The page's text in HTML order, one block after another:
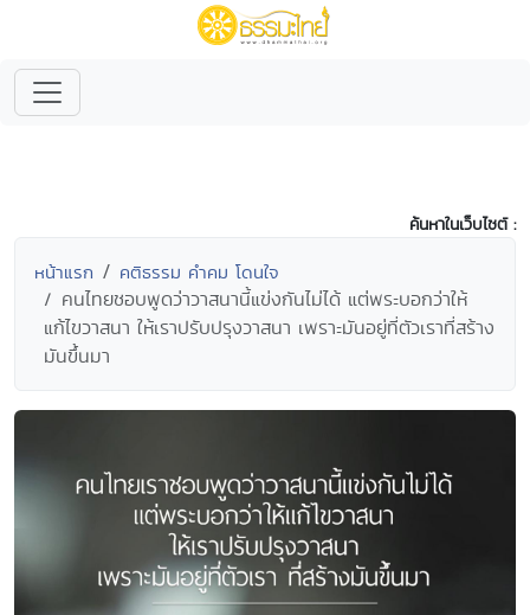
ค้นหาในเว็บไซต์ :
หน้าแรก คติธรรม คำคม โดนใจ
คนไทยชอบพูดว่าวาสนานี้แข่งกันไม่ได้ แต่พระบอกว่าให้
แก้ไขวาสนา ให้เราปรับปรุงวาสนา เพราะมันอยู่ที่ตัวเราที่สร้าง
มันขึ้นมา